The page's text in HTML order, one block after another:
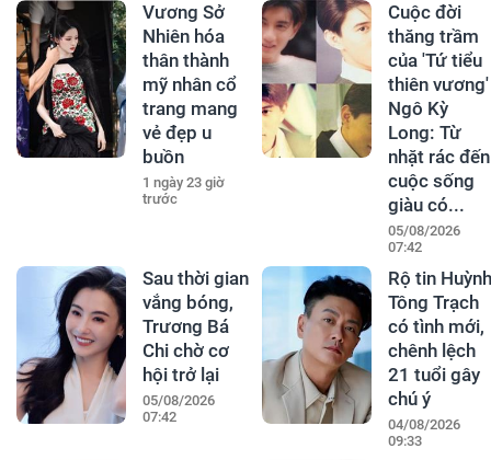
Vương Sở
Nhiên hóa
thân thành
mỹ nhân cổ
trang mang
vẻ đẹp u
buồn
1 ngày 23 giờ
trước
Cuộc đời
thăng trầm
của 'Tứ tiểu
thiên vương'
Ngô Kỳ
Long: Từ
nhặt rác đến
cuộc sống
giàu có...
05/08/2026
07:42
Sau thời gian
vắng bóng,
Trương Bá
Chi chờ cơ
hội trở lại
05/08/2026
07:42
Rộ tin Huỳnh
Tông Trạch
có tình mới,
chênh lệch
21 tuổi gây
chú ý
04/08/2026
09:33